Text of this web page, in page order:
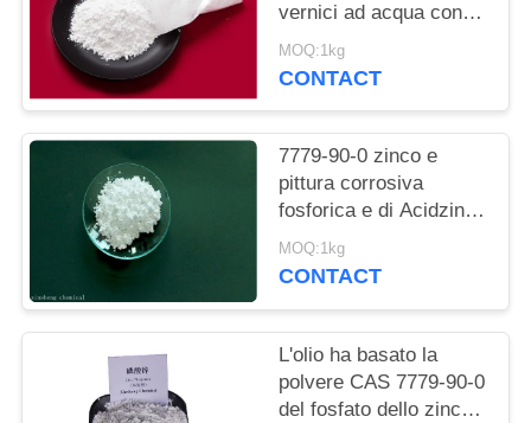
PRIVACY
POLICY
vernici ad acqua con
vernice antirughe a
basso tenore di metalli
MOQ:1kg
CONTACT
7779-90-0 zinco e
pittura corrosiva
fosforica e di Acidzinc
dell'acido fosforico anti
per acciaio
MOQ:1kg
CONTACT
L'olio ha basato la
polvere CAS 7779-90-0
del fosfato dello zinco